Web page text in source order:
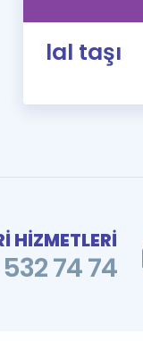
lal taşı
HİZMETLERİ
74 74